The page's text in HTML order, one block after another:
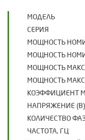
МОДЕЛЬ
СЕРИЯ
МОЩНОСТЬ
МОЩНОСТЬ
МОЩНОСТЬ
МОЩНОСТЬ
КОЭФФИЦИЕНТ
НАПРЯЖЕНИЕ (В)
КОЛИЧЕСТВО ФАЗ
ЧАСТОТА, ГЦ